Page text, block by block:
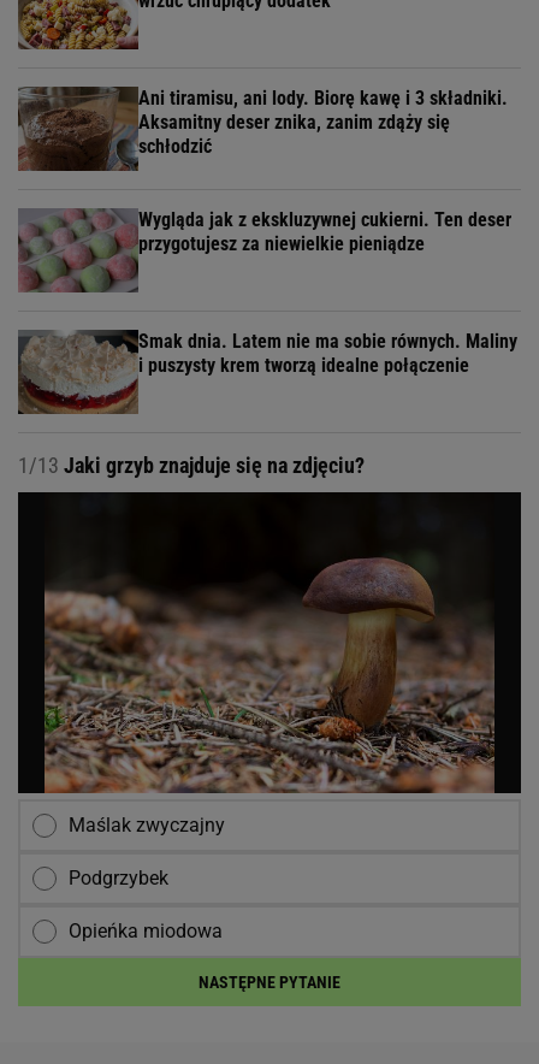
Ani tiramisu, ani lody. Biorę kawę i 3 składniki.
Aksamitny deser znika, zanim zdąży się
schłodzić
Wygląda jak z ekskluzywnej cukierni. Ten deser
przygotujesz za niewielkie pieniądze
Smak dnia. Latem nie ma sobie równych. Maliny
i puszysty krem tworzą idealne połączenie
1/13 Jaki grzyb znajduje się na zdjęciu?
Maślak zwyczajny
Podgrzybek
Opieńka miodowa
NASTĘPNE PYTANIE